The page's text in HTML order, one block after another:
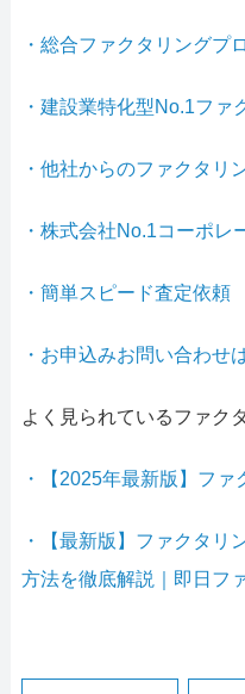
・総合ファクタリングプ
・建設業特化型No.1ファ
・他社からのファクタリ
・株式会社No.1コーポレ
・簡単スピード査定依頼
・お申込みお問い合わせ
よく見られているファク
・【2025年最新版】フ
・【最新版】ファクタリ
方法を徹底解説｜即日フ